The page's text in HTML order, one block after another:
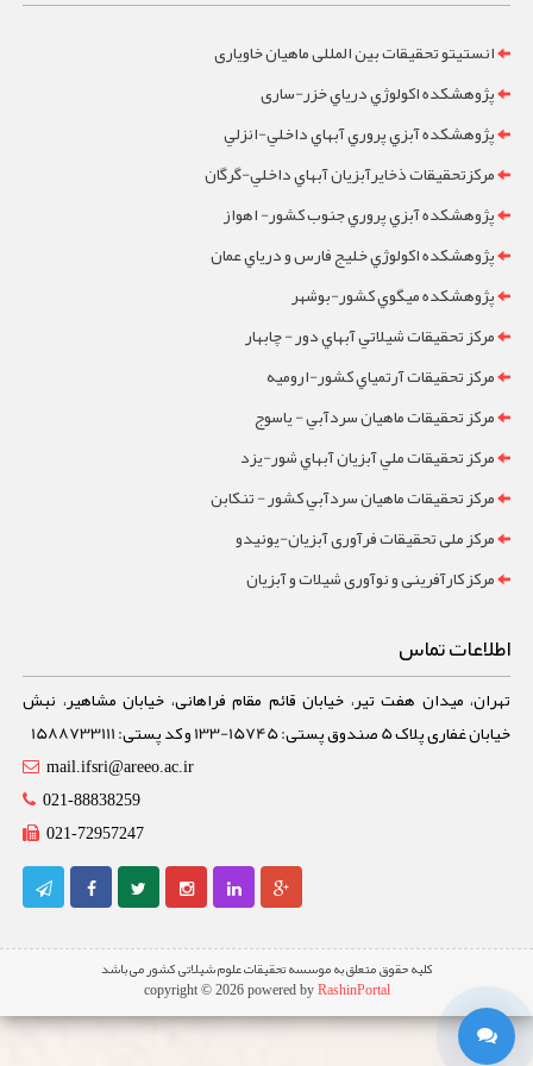
انستیتو تحقیقات بین المللی ماهیان خاویاری
پژوهشکده اکولوژي درياي خزر-ساری
پژوهشکده آبزي پروري آبهاي داخلي-انزلي
مرکزتحقيقات ذخايرآبزيان آبهاي داخلي-گرگان
پژوهشکده آبزي پروري جنوب کشور- اهواز
پژوهشکده اکولوژي خليج فارس و درياي عمان
پژوهشکده ميگوي کشور-بوشهر
مرکز تحقيقات شيلاتي آبهاي دور - چابهار
مرکز تحقيقات آرتمياي کشور-ارومیه
مرکز تحقيقات ماهيان سردآبي - ياسوج
مرکز تحقيقات ملي آبزيان آبهاي شور-یزد
مرکز تحقيقات ماهيان سردآبي کشور - تنکابن
مرکز ملی تحقیقات فرآوری آبزیان-یونیدو
مرکز کارآفرینی و نوآوری شیلات و آبزیان
اطلاعات تماس
تهران، میدان هفت تیر، خیابان قائم مقام فراهانی، خیابان مشاهیر، نبش
خیابان غفاری پلاک 5 صندوق پستی: 15745-133 و کد پستی: 1588733111
mail.ifsri@areeo.ac.ir
021-88838259
021-72957247
کلیه حقوق متعلق به موسسه تحقیقات علوم شیلاتی کشور می باشد
copyright © 2026 powered by RashinPortal